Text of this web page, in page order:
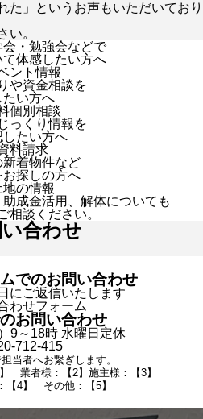
た」というお声もいただいており
い。
会・勉強会などで
て体感したい方へ
ント情報
や資金相談を
たい方へ
個別相談
っくり情報を
したい方へ
料請求
新着物件など
お探しの方へ
地の情報
成金活用、解体についても
相談ください。
合わせ
でのお問い合わせ
にご返信いたします
わせフォーム
お問い合わせ
9～18時 水曜日定休
712-415
当者へお繋ぎします。
業者様：【2】施主様：【3】
【4】 その他：【5】